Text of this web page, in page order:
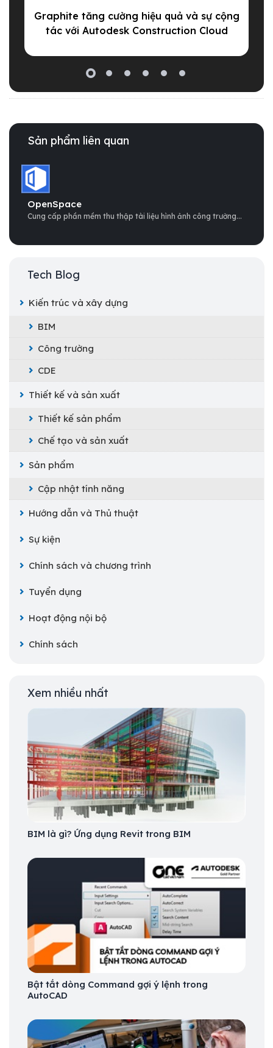
Graphite tăng cường hiệu quả và sự cộng
tác với Autodesk Construction Cloud
Sản phẩm liên quan
OpenSpace
Cung cấp phần mềm thu thập tài liệu hình ảnh công trường...
Tech Blog
Kiến trúc và xây dựng
BIM
Công trường
CDE
Thiết kế và sản xuất
Thiết kế sản phẩm
Chế tạo và sản xuất
Sản phẩm
Cập nhật tính năng
Hướng dẫn và Thủ thuật
Sự kiện
Chính sách và chương trình
Tuyển dụng
Hoạt động nội bộ
Chính sách
Xem nhiều nhất
BIM là gì? Ứng dụng Revit trong BIM
Bật tắt dòng Command gợi ý lệnh trong
AutoCAD